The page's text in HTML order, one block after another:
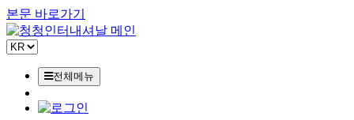
본문 바로가기
전체메뉴